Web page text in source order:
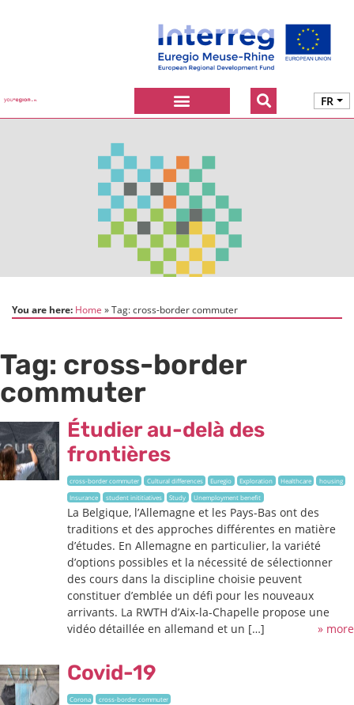
FR
You are here: Home Tag:cross-border commuter
Tag: cross-border
commuter
Étudier au-delà des
frontières
cross-border commuter Cultural differences Euregio Exploration Healthcare
housing
Insurance
student inititiatives Study Unemployment benefit
La Belgique, l’Allemagne et les Pays-Bas ont des
traditions et des approches différentes en matière
d’études. En Allemagne en particulier, la variété
d’options possibles et la nécessité de sélectionner
des cours dans la discipline choisie peuvent
constituer d’emblée un défi pour les nouveaux
arrivants. La RWTH d’Aix-la-Chapelle propose une
vidéo détaillée en allemand et un […]
» more
Covid-19
Corona cross-border commuter